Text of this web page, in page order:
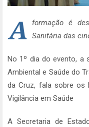
A
formação é
Sanitária das
No 1º dia do evento, a
Ambiental e Saúde do
da Cruz, fala sobre os
Vigilância em Saúde
A Secretaria de